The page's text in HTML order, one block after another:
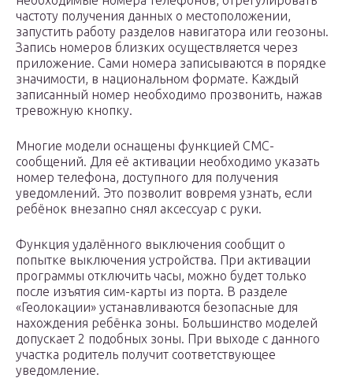
частоту получения данных о местоположении,
запустить работу разделов навигатора или геозоны.
Запись номеров близких осуществляется через
приложение. Сами номера записываются в порядке
значимости, в национальном формате. Каждый
записанный номер необходимо прозвонить, нажав
тревожную кнопку.
Многие модели оснащены функцией СМС-
сообщений. Для её активации необходимо указать
номер телефона, доступного для получения
уведомлений. Это позволит вовремя узнать, если
ребёнок внезапно снял аксессуар с руки.
Функция удалённого выключения сообщит о
попытке выключения устройства. При активации
программы отключить часы, можно будет только
после изъятия сим-карты из порта. В разделе
«Геолокации» устанавливаются безопасные для
нахождения ребёнка зоны. Большинство моделей
допускает 2 подобных зоны. При выходе с данного
участка родитель получит соответствующее
уведомление.